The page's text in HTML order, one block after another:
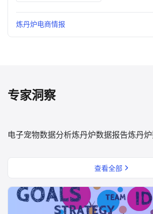
炼丹炉电商情报
专家洞察
电子宠物数据分析炼丹炉数据报告炼丹
查看全部